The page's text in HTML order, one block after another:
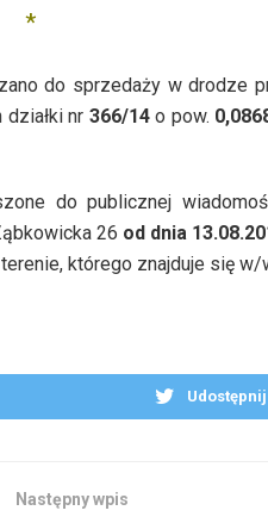
*
do sprzedaży w drodze
działki nr 366/14o pow.
do publicznej
26 od dnia
którego znajduje się w/
Udostępnij
Następny wpis